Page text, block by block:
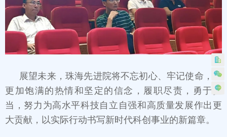
展望未来，珠海先进院将不忘初心、牢记使命，以
更加饱满的热情和坚定的信念，履职尽责，勇于担
当，努力为高水平科技自立自强和高质量发展作出更
大贡献，以实际行动书写新时代科创事业的新篇章。